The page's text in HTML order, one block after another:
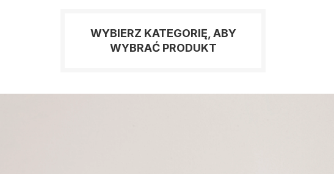
WYBIERZ KATEGORIĘ, ABY
WYBRAĆ PRODUKT